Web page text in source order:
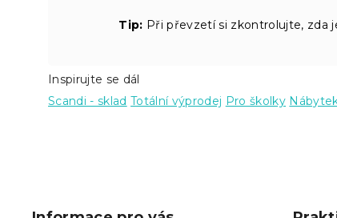
Tip: Při převzetí si zkontrolujte, zda
Inspirujte se dál
Scandi - sklad Totální výprodej Pro školky